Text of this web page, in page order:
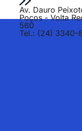
Av. Dauro
Poços - Volta
560
Tel.: (24) 3340-